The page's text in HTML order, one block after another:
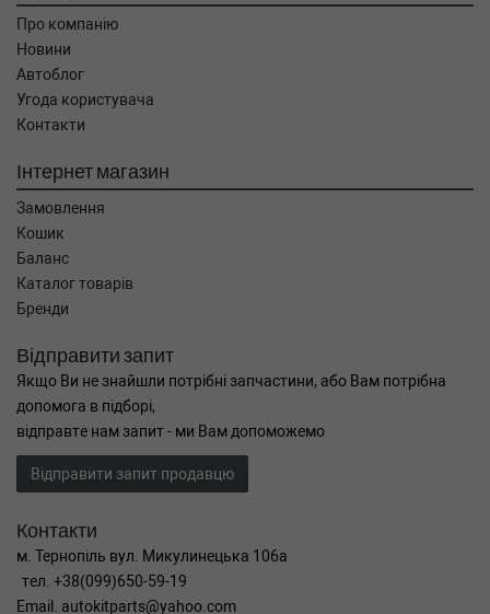
Про компанію
Новини
Автоблог
Угода користувача
Контакти
Інтернет магазин
Замовлення
Кошик
Баланс
Каталог товарів
Бренди
Відправити запит
Якщо Ви не знайшли потрібні запчастини, або Вам потрібна
допомога в підборі,
відправте нам запит - ми Вам допоможемо
Відправити запит продавцю
Контакти
м. Тернопіль вул. Микулинецька 106а
тел. +38(099)650-59-19
Email. autokitparts@yahoo.com